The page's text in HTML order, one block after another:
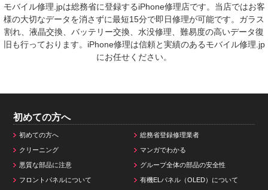
モバイル修理.jpは総務省に登録するiPhone修理店です。当店ではお客
様の大切なデータを消さずに最短15分で即日修理が可能です。ガラス
割れ、液晶交換、バッテリー交換、水没修理、難易度の高いデータ復
旧も行っております。iPhone修理は信頼と実績のあるモバイル修理.jp
にお任せください。
初めての方へ
初めての方へ 総務省登録修理業者
クリーニング マンガでわかる
悪質な部品に注意 グループ全体の部品の安全性
フロントパネルについて 有機ELパネル（OLED）について